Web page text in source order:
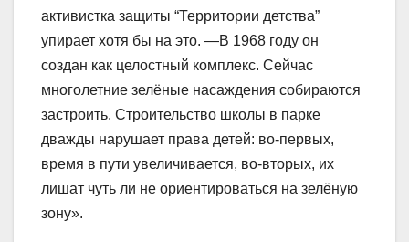
активистка защиты “Территории детства”
упирает хотя бы на это. —В 1968 году он
создан как целостный комплекс. Сейчас
многолетние зелёные насаждения собираются
застроить. Строительство школы в парке
дважды нарушает права детей: во-первых,
время в пути увеличивается, во-вторых, их
лишат чуть ли не ориентироваться на зелёную
зону».